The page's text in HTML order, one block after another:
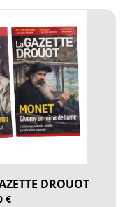
DROUOT
€